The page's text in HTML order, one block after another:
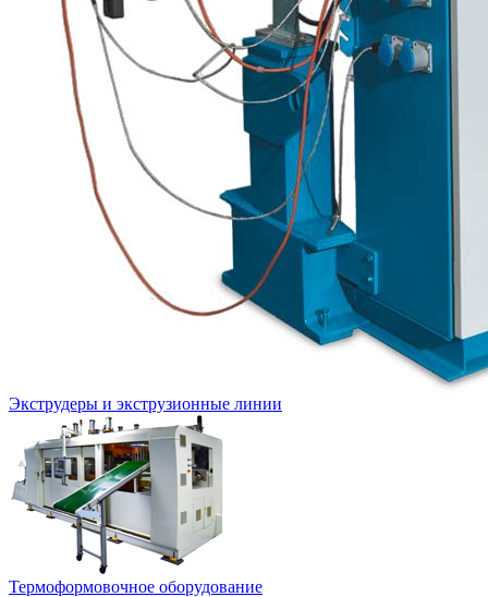
Экструдеры и экструзионные линии
Термоформовочное оборудование